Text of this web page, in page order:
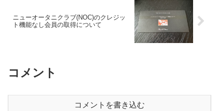
ニューオータニクラブ(NOC)のクレジッ
ト機能なし会員の取得について
コメント
コメントを書き込む